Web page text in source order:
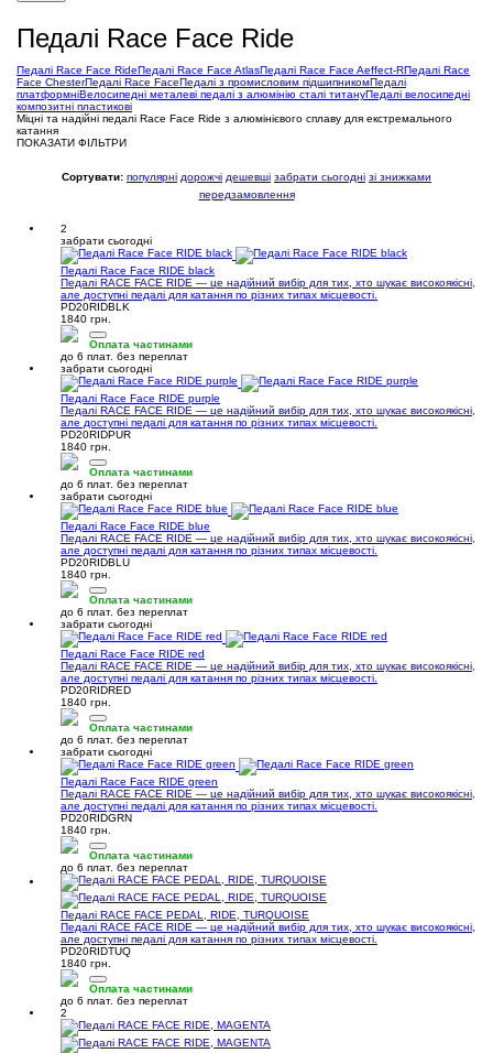
Педалі Race Face Ride
Педалі Race Face RideПедалі Race Face AtlasПедалі Race Face Aeffect-RПедалі Race
Face ChesterПедалі Race FaceПедалі з промисловим підшипникомПедалі
платформніВелосипедні металеві педалі з алюмінію сталі титануПедалі велосипедні
композитні пластикові
Міцні та надійні педалі Race Face Ride з алюмінієвого сплаву для екстремального
катання
ПОКАЗАТИ ФІЛЬТРИ
Сортувати: популярні дорожчі дешевші забрати сьогодні зі знижками
передзамовлення
2
забрати сьогодні
Педалі Race Face RIDE black
Педалі RACE FACE RIDE — це надійний вибір для тих, хто шукає високоякісні,
але доступні педалі для катання по різних типах місцевості.
PD20RIDBLK
1840 грн.
Оплата частинами
до 6 плат. без переплат
забрати сьогодні
Педалі Race Face RIDE purple
Педалі RACE FACE RIDE — це надійний вибір для тих, хто шукає високоякісні,
але доступні педалі для катання по різних типах місцевості.
PD20RIDPUR
1840 грн.
Оплата частинами
до 6 плат. без переплат
забрати сьогодні
Педалі Race Face RIDE blue
Педалі RACE FACE RIDE — це надійний вибір для тих, хто шукає високоякісні,
але доступні педалі для катання по різних типах місцевості.
PD20RIDBLU
1840 грн.
Оплата частинами
до 6 плат. без переплат
забрати сьогодні
Педалі Race Face RIDE red
Педалі RACE FACE RIDE — це надійний вибір для тих, хто шукає високоякісні,
але доступні педалі для катання по різних типах місцевості.
PD20RIDRED
1840 грн.
Оплата частинами
до 6 плат. без переплат
забрати сьогодні
Педалі Race Face RIDE green
Педалі RACE FACE RIDE — це надійний вибір для тих, хто шукає високоякісні,
але доступні педалі для катання по різних типах місцевості.
PD20RIDGRN
1840 грн.
Оплата частинами
до 6 плат. без переплат
Педалі RACE FACE PEDAL, RIDE, TURQUOISE
Педалі RACE FACE RIDE — це надійний вибір для тих, хто шукає високоякісні,
але доступні педалі для катання по різних типах місцевості.
PD20RIDTUQ
1840 грн.
Оплата частинами
до 6 плат. без переплат
2